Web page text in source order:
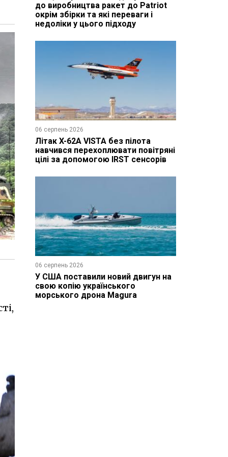
до виробництва ракет до Patriot
окрім збірки та які переваги і
недоліки у цього підходу
06 серпень 2026
Літак X-62A VISTA без пілота
навчився перехоплювати повітряні
цілі за допомогою IRST сенсорів
06 серпень 2026
У США поставили новий двигун на
свою копію українського
морського дрона Magura